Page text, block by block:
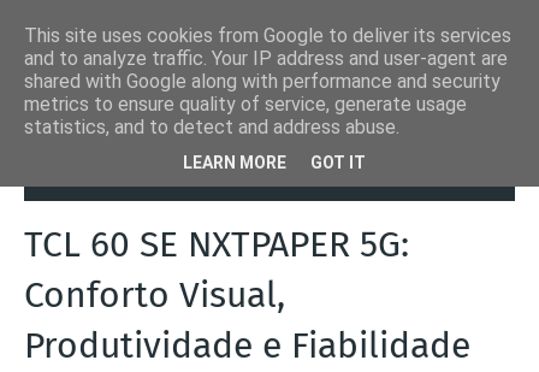
Automation Inside
TCL 60 SE NXTPAPER 5G: Conforto
TCL 60 SE NXTPAPER 5G:
Conforto Visual,
Produtividade e Fiabilidade
This site uses cookies from Google to deliver its services
and to analyze traffic. Your IP address and user-agent are
shared with Google along with performance and security
metrics to ensure quality of service, generate usage
statistics, and to detect and address abuse.
LEARN MORE GOT IT